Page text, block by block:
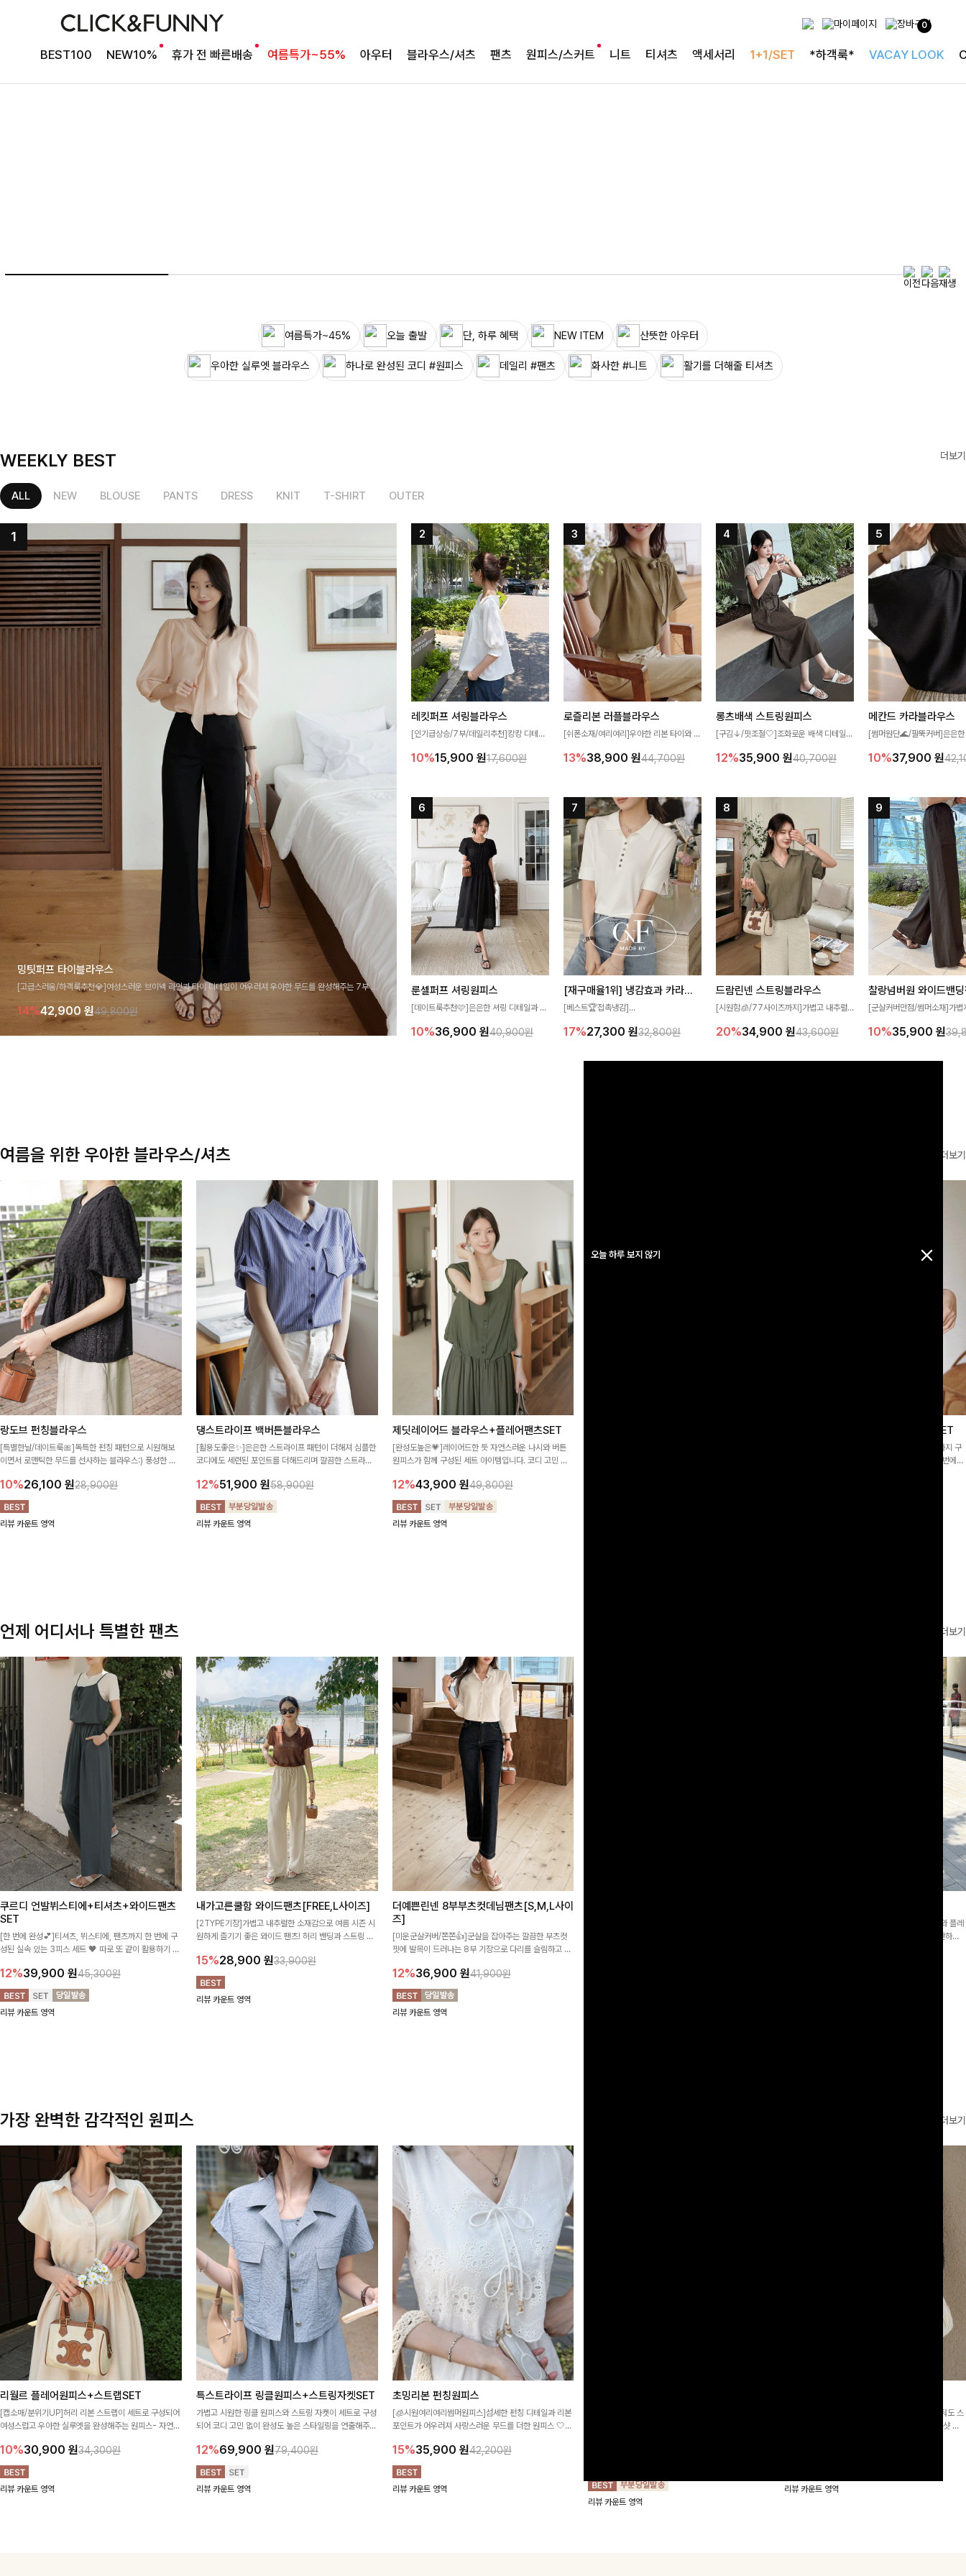
0
BEST100 NEW10% 휴가 전 빠른배송 여름특가~55% 아우터 블라우스/셔츠 팬츠 원피스/스커트 니트 티셔츠 액세서리 1+1/SET *하객룩* VACAY LOOK
오늘 하루 보지 않기
NO1. 썸머베스트
두가지 컬러 데일리아이템
투피스로 완성되는
완성도 높은 원피스SET
여름특가~45% 오늘 출발 단, 하루 혜택 NEW ITEM 산뜻한 아우터
우아한 실루엣 블라우스 하나로 완성된 코디 #원피스 데일리 #팬츠 화사한 #니트 활기를 더해줄 티셔츠
WEEKLY BEST 더보기
ALL NEW BLOUSE PANTS DRESS KNIT T-SHIRT OUTER
밍팃퍼프 타이블라우스
[고급스러움/하객룩추천💎]여성스러운 브이넥 라인과 타이 디테일이 어우러져 우아한 무드를 완성해주는 7부 블
라우스 🤍 여유로운 7부 소매로 편안하게 착용되며 데일리룩부터 출근룩, 하객룩까지 세련된 스타일링을 연출하
기 좋은 아이템이에요
14%42,900 원49,800원
레킷퍼프 셔링블라우스
[인기급상승/7부/데일리추천]캉캉 디테일
성해주는 블라우스 🤍 가볍게 퍼지는 핏으
10%15,900 원17,600원
로즐리본 러플블라우스
[쉬폰소재/여리여리]우아한 리본 타이와 자
분위기를 더해주는 블라우스 🤎 하늘하늘
좋아요
13%38,900 원44,700원
롱츠배색 스트링원피스
[구김↓/핏조절🤍]조화로운 배색 디테일로
있어 여리여리한 라인을 만들어주고 넉넉한
12%35,900 원40,700원
메칸드 카라블라우스
[썸머원단🌊/팔뚝커버]은은
세련된 무드를 연출해주는 블
10%37,900 원
룬셀퍼프 셔링원피스
[데이트룩추천🩷]은은한 셔링 디테일과 퍼
성해주는 원피스🤍 허리 스모크 밴딩이 슬
10%36,900 원40,900원
[재구매율1위] 냉감효과 카라니트
[베스트🏆접촉냉감]
고 가벼운 소재감으로 여름에도 시원하게
17%27,300 원32,800원
드람린넨 스트링블라우스
[시원함🧊/77사이즈까지]가볍고 내추럴
없는 슬릿 카라 디자인이 얼굴선을 더욱 시
20%34,900 원43,600원
[군살커버만점/썸머소재]가볍
편안하게 착용하실 수 있는
감 있는 착용감을 더해드려요!
10%35,900 원
여름을 위한 우아한 블라우스/셔츠 더보기
랑도브 펀칭블라우스
[특별한날/데이트룩🎀]독특한 펀칭 패턴으로 시원해보
이면서 로맨틱한 무드를 선사하는 블라우스:) 풍성한 퍼
10%26,100 원28,900원
리뷰 카운트 영역
댕스트라이프 백버튼블라우스
[활용도좋은✨]은은한 스트라이프 패턴이 더해져 심플한
코디에도 세련된 포인트를 더해드리며 깔끔한 스트라이
12%51,900 원58,900원
리뷰 카운트 영역
제딧레이어드 블라우스+플레어팬츠SET
[완성도높은💗]레이어드한 듯 자연스러운 나시와 버튼
원피스가 함께 구성된 세트 아이템입니다. 코디 고민 없
12%43,900 원49,800원
리뷰 카운트 영역
필딩버튼 카라블라우스+와이드팬츠SET
[SET PICK]버튼 카라 블라우스와 팬츠, 스트랩까지 구
성된 활용도 높은 3종 세트 🤍 코디 걱정 없이 한 번에
언제 어디서나 특별한 팬츠 더보기
쿠르디 언발뷔스티에+티셔츠+와이드팬츠
SET
[한 번에 완성💕]티셔츠, 뷔스티에, 팬츠까지 한 번에 구
성된 실속 있는 3피스 세트 🖤 따로 또 같이 활용하기 좋
12%39,900 원45,300원
리뷰 카운트 영역
내가고른쿨함 와이드팬츠[FREE,L사이즈]
[2TYPE기장]가볍고 내추럴한 소재감으로 여름 시즌 시
원하게 즐기기 좋은 와이드 팬츠! 허리 밴딩과 스트링 디
이드핏이 군살을 자연스럽게 커버해준답니다:)
15%28,900 원33,900원
리뷰 카운트 영역
더예쁜린넨 8부부츠컷데님팬츠[S,M,L사이
즈]
[미운군살커버/쫀쫀👍]군살을 잡아주는 깔끔한 부츠컷
핏에 발목이 드러나는 8부 기장으로 다리를 슬림하고 길
요~!
12%36,900 원41,900원
리뷰 카운트 영역
[데일리부터 여행룩까지]감각적인 레터링 티셔츠와 플레
어 핏 반바지가 함께 구성된 세트 아이템으로, 편안하면
가장 완벽한 감각적인 원피스 더보기
리월르 플레어원피스+스트랩SET
[캡소매/분위기UP]허리 리본 스트랩이 세트로 구성되어
여성스럽고 우아한 실루엣을 완성해주는 원피스- 자연스
면서도 여리한 무드로 입어져✨
10%30,900 원34,300원
리뷰 카운트 영역
특스트라이프 링클원피스+스트링자켓SET
가볍고 시원한 링클 원피스와 스트링 자켓이 세트로 구성
되어 코디 고민 없이 완성도 높은 스타일링을 연출해주는
링 디테일로 다양한 핏을 연출할 수 있어 데일리부터 여
행룩까지 멋스럽게 즐기기 좋아요 ✨
12%69,900 원79,400원
리뷰 카운트 영역
초밍리본 펀칭원피스
[🧊시원여리여리썸머원피스]섬세한 펀칭 디테일과 리본
포인트가 어우러져 사랑스러운 무드를 더한 원피스 🤍
출돼요 ✨
15%35,900 원42,200원
리뷰 카운트 영역
리뷰 카운트 영역
[고객요청재입고/2천장돌파💚]하나만 툭 착용해줘도 스
타일리시해 보이는 휘뚜루 마뚜루 아이템 ~ ! 인생샷 건
리뷰 카운트 영역